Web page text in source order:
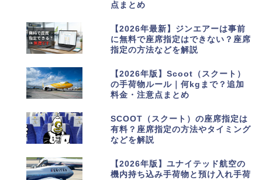
点まとめ
【2026年最新】ジンエアーは事前
に無料で座席指定はできない？座席
指定の方法などを解説
【2026年版】Scoot（スクート）
の手荷物ルール｜何kgまで？追加
料金・注意点まとめ
SCOOT（スクート）の座席指定は
有料？座席指定の方法やタイミング
などを解説
【2026年版】ユナイテッド航空の
機内持ち込み手荷物と預け入れ手荷